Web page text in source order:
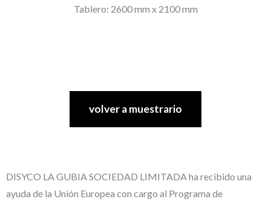
Tablero: 2600 mm x 2100 mm
volver a muestrario
DISYCO LA GUBIA SOCIEDAD LIMITADA ha recibido una
ayuda de la Unión Europea con cargo al Programa de